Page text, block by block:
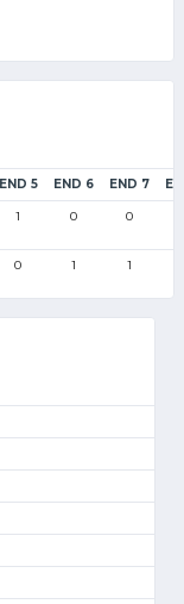
END 5 END 6 END 7
1 0 0
0 1 1